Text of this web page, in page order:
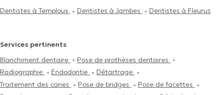
Dentistes à Temploux
Dentistes à Jambes Dentistes à Fleurus
Services pertinents
Blanchiment dentaire
Pose de prothèses dentaires
Radiographie
Endodontie
Détartrage
Traitement des caries
Pose de bridges
Pose de facettes